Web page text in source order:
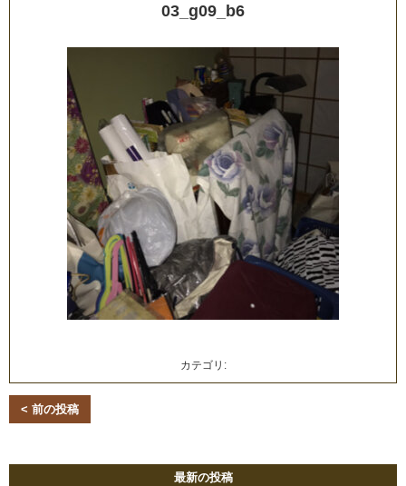
03_g09_b6
カテゴリ:
< 前の投稿
最新の投稿